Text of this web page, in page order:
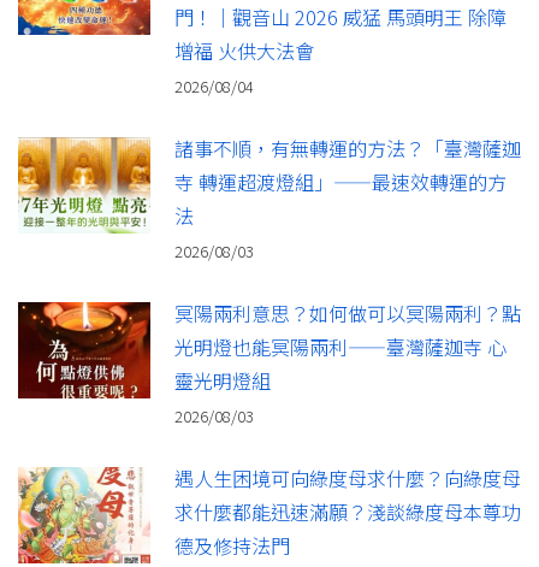
門！｜觀音山 2026 威猛 馬頭明王 除障
增福 火供大法會
2026/08/04
諸事不順，有無轉運的方法？「臺灣薩迦
寺 轉運超渡燈組」——最速效轉運的方
法
2026/08/03
冥陽兩利意思？如何做可以冥陽兩利？點
光明燈也能冥陽兩利——臺灣薩迦寺 心
靈光明燈組
2026/08/03
遇人生困境可向綠度母求什麼？向綠度母
求什麼都能迅速滿願？淺談綠度母本尊功
德及修持法門